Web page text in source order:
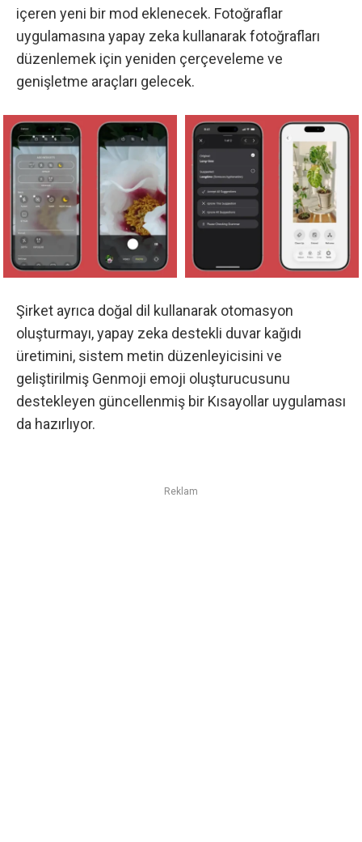
içeren yeni bir mod eklenecek. Fotoğraflar
uygulamasına yapay zeka kullanarak fotoğrafları
düzenlemek için yeniden çerçeveleme ve
genişletme araçları gelecek.
Şirket ayrıca doğal dil kullanarak otomasyon
oluşturmayı, yapay zeka destekli duvar kağıdı
üretimini, sistem metin düzenleyicisini ve
geliştirilmiş Genmoji emoji oluşturucusunu
destekleyen güncellenmiş bir Kısayollar uygulaması
da hazırlıyor.
Reklam